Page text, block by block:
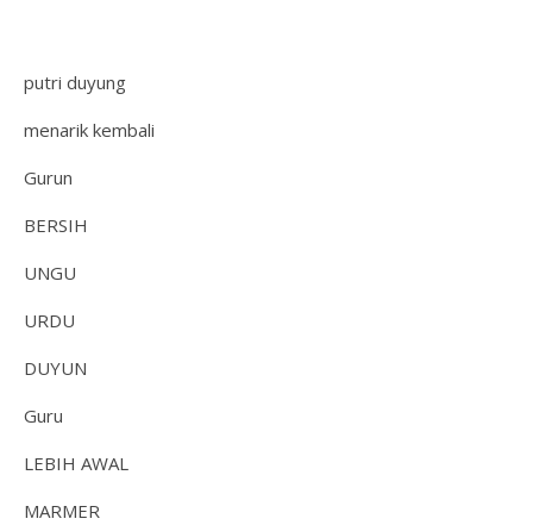
putri duyung
menarik kembali
Gurun
BERSIH
UNGU
URDU
DUYUN
Guru
LEBIH AWAL
MARMER